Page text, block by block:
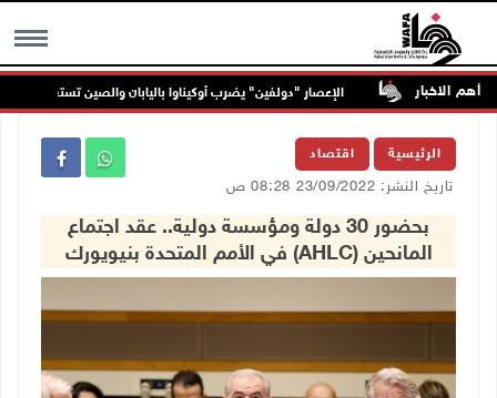
MENU أهم الاخبار الإعصار "دولفين" يضرب أوكيناوا باليابان والصين تستعد لوصوله
الرئيسية اقتصاد
تاريخ النشر: 23/09/2022 08:28 ص
بحضور 30 دولة ومؤسسة دولية.. عقد اجتماع
المانحين (AHLC) في الأمم المتحدة بنيويورك